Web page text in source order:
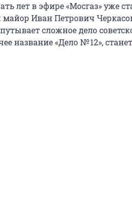
лет в эфире «Мосгаз» уже
Иван Петрович
сложное дело
название «Дело№ 12»,